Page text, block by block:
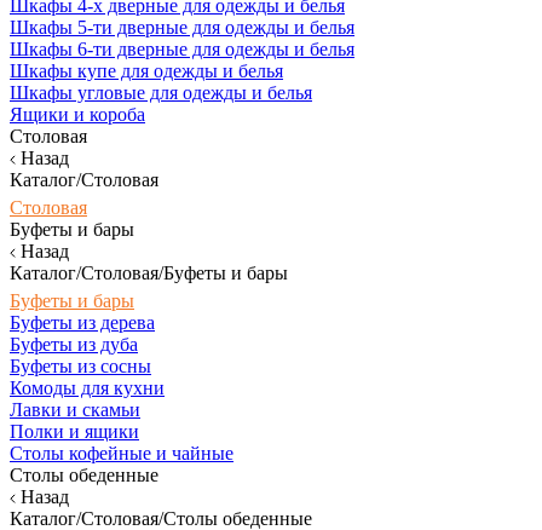
Шкафы 4-х дверные для одежды и белья
Шкафы 5-ти дверные для одежды и белья
Шкафы 6-ти дверные для одежды и белья
Шкафы купе для одежды и белья
Шкафы угловые для одежды и белья
Ящики и короба
Столовая
Назад
Каталог/Столовая
Столовая
Буфеты и бары
Назад
Каталог/Столовая/Буфеты и бары
Буфеты и бары
Буфеты из дерева
Буфеты из дуба
Буфеты из сосны
Комоды для кухни
Лавки и скамьи
Полки и ящики
Столы кофейные и чайные
Столы обеденные
Назад
Каталог/Столовая/Столы обеденные